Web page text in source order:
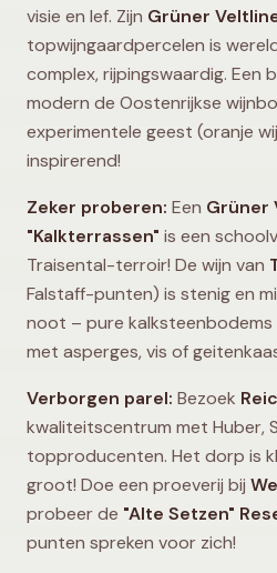
visie en lef. Zijn Grüner
topwijngaardpercelen is
complex, rijpingswaardig. Een
modern de Oostenrijkse
experimentele geest (oranje
inspirerend!
Zeker proberen: Een Grüner
"Kalkterrassen" is een
Traisental-terroir! De wijn van
Falstaff-punten) is stenig en
noot – pure kalksteenbodems
met asperges, vis of
Verborgen parel: Bezoek
kwaliteitscentrum met Huber,
topproducenten. Het dorp is
groot! Doe een proeverij bij
probeer de "Alte Setzen"
punten spreken voor zich!